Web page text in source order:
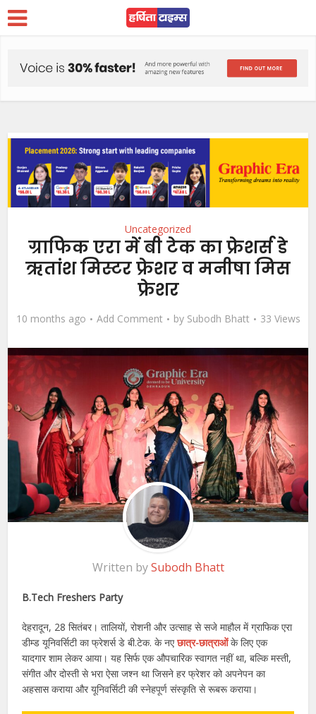
Uncategorized
ग्राफिक एरा में बी टेक का फ्रेशर्स डे
ऋतांश मिस्टर फ्रेशर व मनीषा मिस
फ्रेशर
10 months ago Add Comment by Subodh Bhatt 33 Views
Written bySubodh Bhatt
B.Tech Freshers Party
देहरादून, 28 सितंबर। तालियों, रोशनी और उत्साह से सजे माहौल में ग्राफिक एरा
डीम्ड यूनिवर्सिटी का फ्रेशर्स डे बी.टेक. के नएछात्र-छात्राओंके लिए एक
यादगार शाम लेकर आया। यह सिर्फ एक औपचारिक स्वागत नहीं था, बल्कि मस्ती,
संगीत और दोस्ती से भरा ऐसा जश्न था जिसने हर फ्रेशर को अपनेपन का
अहसास कराया और यूनिवर्सिटी की स्नेहपूर्ण संस्कृति से रूबरू कराया।